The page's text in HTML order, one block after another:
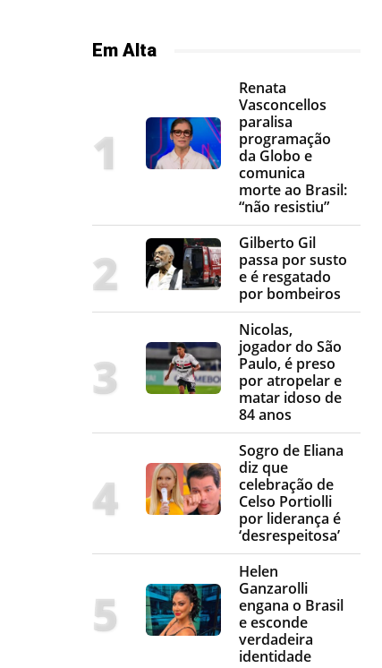
Em Alta
Renata
Vasconcellos
paralisa
programação
da Globo e
comunica
morte ao Brasil:
“não resistiu”
Gilberto Gil
passa por susto
e é resgatado
por bombeiros
Nicolas,
jogador do São
Paulo, é preso
por atropelar e
matar idoso de
84 anos
Sogro de Eliana
diz que
celebração de
Celso Portiolli
por liderança é
‘desrespeitosa’
Helen
Ganzarolli
engana o Brasil
e esconde
verdadeira
identidade